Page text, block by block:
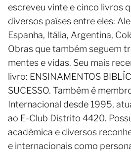
escreveu vinte e cinco livros
diversos países entre eles:
Espanha, Itália, Argentina,
Obras que também seguem
mentes e vidas. Seu mais
livro: ENSINAMENTOS
SUCESSO. Também é
Internacional desde 1995,
ao E-Club Distrito 4420.
acadêmica e diversos
e internacionais como